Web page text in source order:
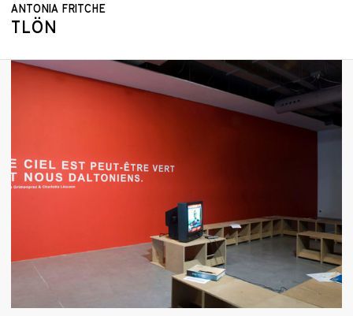
ANTONIA FRITCHE
TLÖN